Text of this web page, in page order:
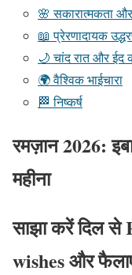
🌸 सकारात्मकता
📖 प्रेरणादायक
🌙 चांद रात और ईद
🌍 वैश्विक भाईचारा
🏁 निष्कर्ष
रमज़ान 2026:
महीना
साझा करें दिल से
wishesऔर